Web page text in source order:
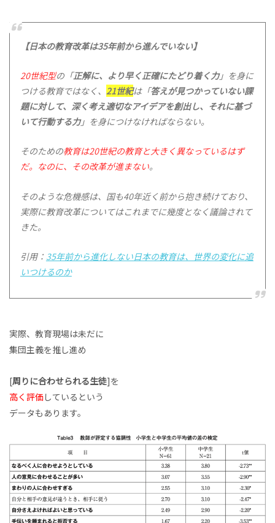
【日本の教育改革は35年前から進んでいない】
20世紀型の「正解に、より早く正確にたどり着く力」を身に
つける教育ではなく、 21世紀は「答えが見つかっていない課
題に対して、深く考え適切なアイデアを創出し、それに基づ
いて行動する力」を身につけなければならない。
そのための教育は20世紀の教育と大きく異なっているはず
だ。なのに、その改革が進まない。
そのような危機感は、国も40年近く前から抱き続けており、
実際に教育改革についてはこれまでに幾度となく議論されて
きた。
引用： 35年前から進化しない日本の教育は、世界の変化に追
いつけるのか
実際、教育現場は未だに
集団主義を推し進め
[周りに合わせられる生徒]を
高く評価 しているという
データもあります。